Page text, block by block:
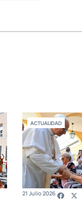
ACTUALIDAD
21 Julio 2026